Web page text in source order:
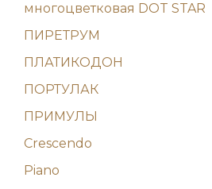
многоцветковая DOT STAR
ПИРЕТРУМ
ПЛАТИКОДОН
ПОРТУЛАК
ПРИМУЛЫ
Crescendo
Piano